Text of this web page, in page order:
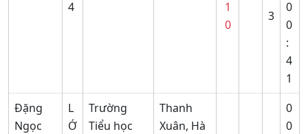
4
1
0
3
0
0
:
4
1
Đặng
Ngọc
L
Ớ
Trường
Tiểu học
Thanh
Xuân, Hà
0
0